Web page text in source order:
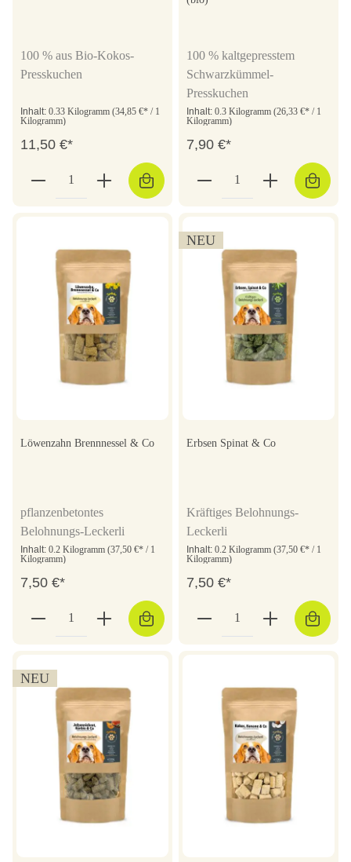
100 % aus Bio-Kokos-
Presskuchen
Inhalt: 0.33 Kilogramm (34,85 €* / 1
Kilogramm)
11,50 €*
100 % kaltgepresstem
Schwarzkümmel-
Presskuchen
Inhalt: 0.3 Kilogramm (26,33 €* / 1
Kilogramm)
7,90 €*
Löwenzahn Brennnessel & Co
pflanzenbetontes
Belohnungs-Leckerli
Inhalt: 0.2 Kilogramm (37,50 €* / 1
Kilogramm)
7,50 €*
NEU
Erbsen Spinat & Co
Kräftiges Belohnungs-
Leckerli
Inhalt: 0.2 Kilogramm (37,50 €* / 1
Kilogramm)
7,50 €*
NEU